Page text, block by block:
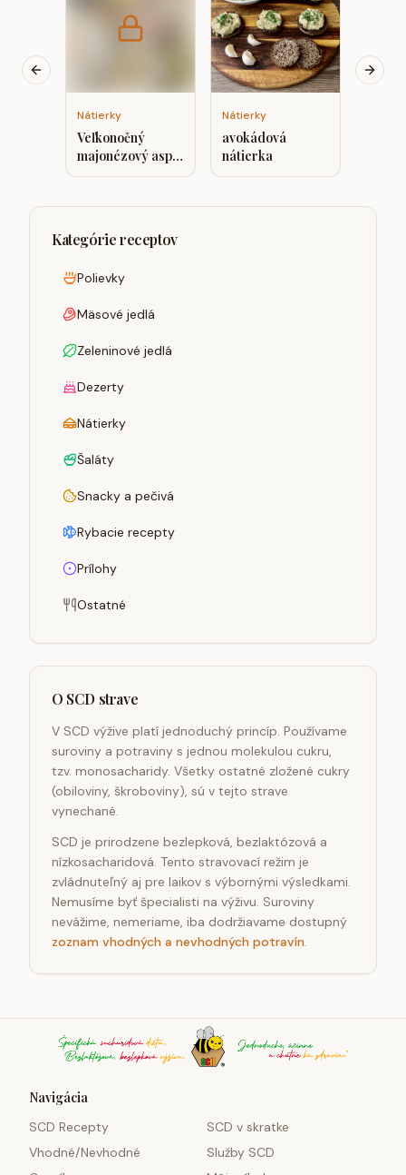
Nátierky
Veľkonočný
majonézový aspik
s údeným mäsom
Nátierky
avokádová
nátierka
Previous slide Next
Kategórie receptov
Polievky
Mäsové jedlá
Zeleninové jedlá
Dezerty
Nátierky
Šaláty
Snacky a pečivá
Rybacie recepty
Prílohy
Ostatné
O SCD strave
V SCD výžive platí jednoduchý princíp. Používame
suroviny a potraviny s jednou molekulou cukru,
tzv. monosacharidy. Všetky ostatné zložené cukry
(obiloviny, škroboviny), sú v tejto strave
vynechané.
SCD je prirodzene bezlepková, bezlaktózová a
nízkosacharidová. Tento stravovací režim je
zvládnuteľný aj pre laikov s výbornými výsledkami.
Nemusíme byť špecialisti na výživu. Suroviny
nevážime, nemeriame, iba dodržiavame dostupný
zoznam vhodných a nevhodných potravín.
Navigácia
SCD Recepty
SCD v skratke
Vhodné/Nevhodné
Služby SCD